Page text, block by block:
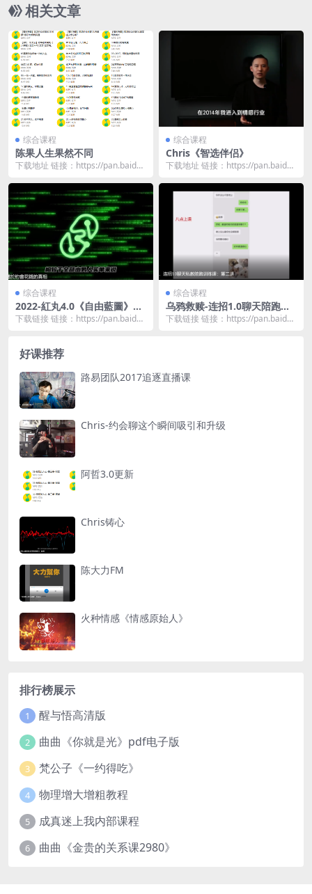
相关文章
综合课程
陈果人生果然不同
下载地址 链接：https://pan.baidu.
综合课程
Chris《智选伴侣》
下载地址 链接：https://pan.baidu.
综合课程
2022-紅丸4.0《自由藍圖》+
《45分钟紧急通话》
下载链接 链接：https://pan.baidu.
综合课程
乌鸦救赎-连招1.0聊天陪跑训
练课第一期
下载链接 链接：https://pan.baidu.
好课推荐
路易团队2017追逐直播课
Chris-约会聊这个瞬间吸引和升级
阿哲3.0更新
Chris铸心
陈大力FM
火种情感《情感原始人》
排行榜展示
1 醒与悟高清版
2 曲曲《你就是光》pdf电子版
3 梵公子《一约得吃》
4 物理增大增粗教程
5 成真迷上我内部课程
6 曲曲《金贵的关系课2980》